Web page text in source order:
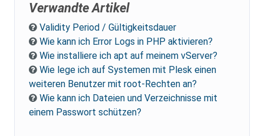
Verwandte Artikel
Validity Period / Gültigkeitsdauer
Wie kann ich Error Logs in PHP aktivieren?
Wie installiere ich apt auf meinem vServer?
Wie lege ich auf Systemen mit Plesk einen
weiteren Benutzer mit root-Rechten an?
Wie kann ich Dateien und Verzeichnisse mit
einem Passwort schützen?